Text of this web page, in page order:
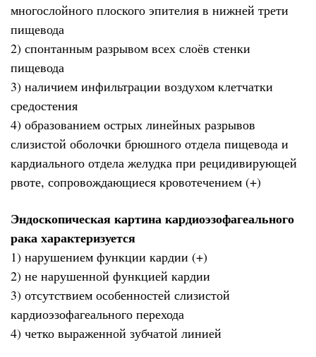
многослойного плоского эпителия в нижней трети
пищевода
2) спонтанным разрывом всех слоёв стенки
пищевода
3) наличием инфильтрации воздухом клетчатки
средостения
4) образованием острых линейных разрывов
слизистой оболочки брюшного отдела пищевода и
кардиального отдела желудка при рецидивирующей
рвоте, сопровождающиеся кровотечением (+)
Эндоскопическая картина кардиоэзофагеального
рака характеризуется
1) нарушением функции кардии (+)
2) не нарушенной функцией кардии
3) отсутствием особенностей слизистой
кардиоэзофагеального перехода
4) четко выраженной зубчатой линией